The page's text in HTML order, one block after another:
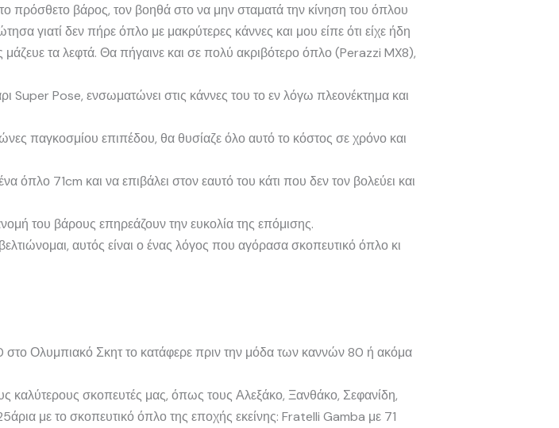
πρόσθετο βάρος, τον βοηθά στο να μην σταματά την κίνηση του όπλου
γιατί δεν πήρε όπλο με μακρύτερες κάννες και μου είπε ότι είχε ήδη
τα λεφτά. Θα πήγαινε και σε πολύ ακριβότερο όπλο (Perazzi MX8),
Pose, ενσωματώνει στις κάννες του το εν λόγω πλεονέκτημα και
παγκοσμίου επιπέδου, θα θυσίαζε όλο αυτό το κόστος σε χρόνο και
όπλο 71cm και να επιβάλει στον εαυτό του κάτι που δεν τον βολεύει και
του βάρους επηρεάζουν την ευκολία της επόμισης.
αυτός είναι ο ένας λόγος που αγόρασα σκοπευτικό όπλο κι
Ολυμπιακό Σκητ το κατάφερε πριν την μόδα των καννών 80 ή ακόμα
καλύτερους σκοπευτές μας, όπως τους Αλεξάκο, Ξανθάκο, Σεφανίδη,
με το σκοπευτικό όπλο της εποχής εκείνης: Fratelli Gamba με 71